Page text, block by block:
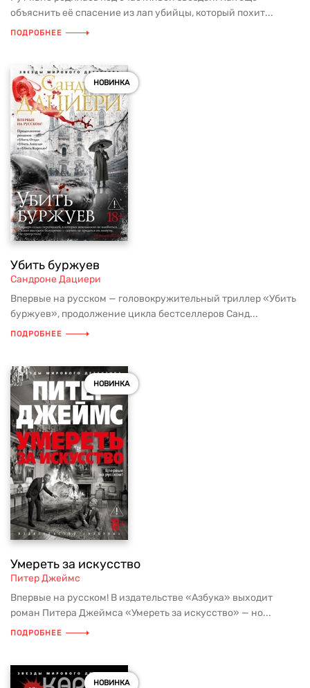
объяснить её спасение из лап убийцы, который похит...
ПОДРОБНЕЕ
НОВИНКА
Убить буржуев
Сандроне Дациери
Впервые на русском — головокружительный триллер «Убить
буржуев», продолжение цикла бестселлеров Санд...
ПОДРОБНЕЕ
НОВИНКА
Умереть за искусство
Питер Джеймс
Впервые на русском! В издательстве «Азбука» выходит
роман Питера Джеймса «Умереть за искусство» — но...
ПОДРОБНЕЕ
НОВИНКА